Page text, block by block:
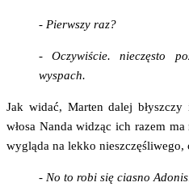
- Pierw­szy raz?
- Oczy­wi­ście. nie­czę­sto
wyspach.
Jak widać, Mar­ten dalej
wło­sa Nan­da widząc ich razem
wyglą­da na lek­ko nie­szczę­śli­we­go,
- No to robi się cia­sno